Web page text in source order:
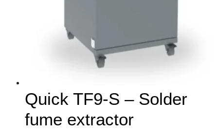
Quick TF9-S – Solder
fume extractor